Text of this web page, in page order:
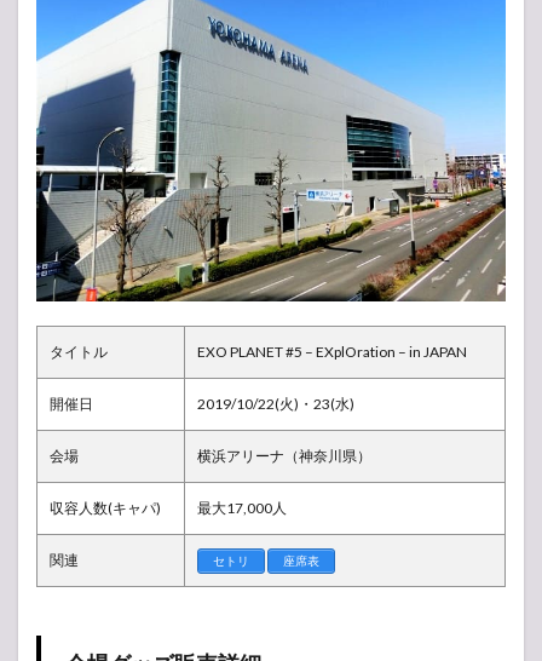
会場
ズ販
1.2
売り
切れ
情報
（在
庫）
ズ待
機・
販売
列・
タイトル EXO PLANET #5 – EXplOration – in JAPAN
開催日 2019/10/22(火)・23(水)
会場 横浜アリーナ（神奈川県）
収容人数(キャパ) 最大17,000人
関連 セトリ 座席表